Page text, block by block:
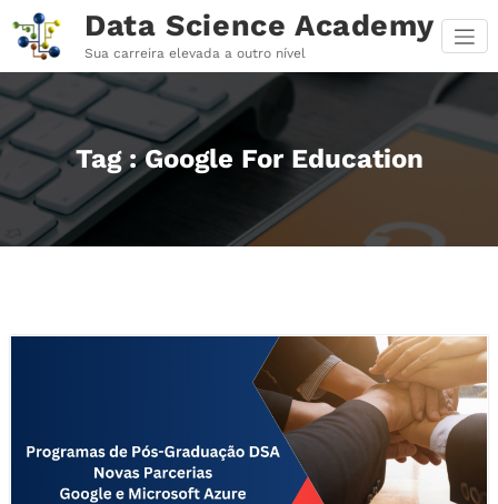
para
conteúdo
Data Science Academy
Sua carreira elevada a outro nível
Tag : Google For Education